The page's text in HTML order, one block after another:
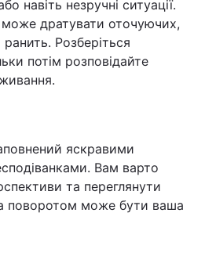
навіть незручні ситуації.
дратувати оточуючих,
Розберіться
потім розповідайте
яскравими
Вам варто
та переглянути
поворотом може бути ваша